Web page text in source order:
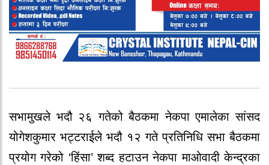
सभामुखले भदौ २६ गतेको बैठकमा नेकपा एमालेका सांसद
योगेशकुमार भट्टराईले भदौ १२ गते प्रतिनिधि सभा बैठकमा
प्रयोग गरेको ‘हिंसा’ शब्द हटाउन नेकपा माओवादी केन्द्रका